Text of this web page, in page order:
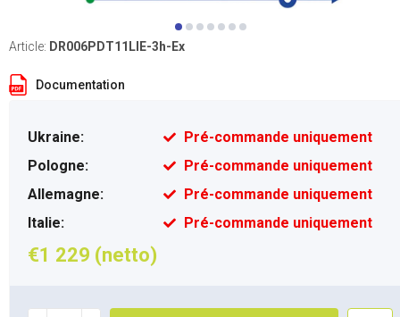
Article: DR006PDT11LIE-3h-Ex
Documentation
Ukraine:
Pré-commande uniquement
Pologne:
Pré-commande uniquement
Allemagne:
Pré-commande uniquement
Italie:
Pré-commande uniquement
€1 229 (netto)